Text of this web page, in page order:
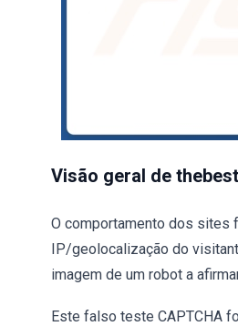
Visão geral de
O comportamento dos sites
IP/geolocalização do
imagem de um robot a
Este falso teste CAPTCHA